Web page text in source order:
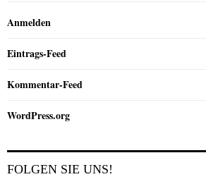
Anmelden
Eintrags-Feed
Kommentar-Feed
WordPress.org
FOLGEN SIE UNS!